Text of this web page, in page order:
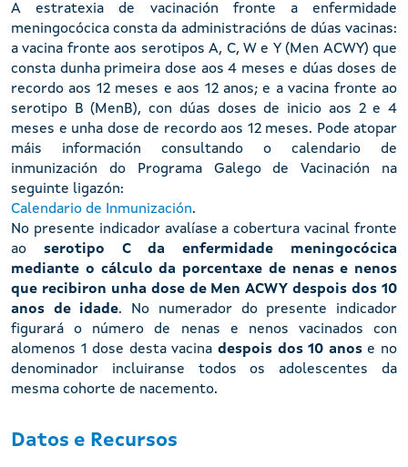
A estratexia de vacinación fronte a enfermidade
meningocócica consta da administracións de dúas vacinas:
a vacina fronte aos serotipos A, C, W e Y (Men ACWY) que
consta dunha primeira dose aos 4 meses e dúas doses de
recordo aos 12 meses e aos 12 anos; e a vacina fronte ao
serotipo B (MenB), con dúas doses de inicio aos 2 e 4
meses e unha dose de recordo aos 12 meses. Pode atopar
máis información consultando o calendario de
inmunización do Programa Galego de Vacinación na
seguinte ligazón:
Calendario de Inmunización.
No presente indicador avalíase a cobertura vacinal fronte
ao serotipo C da enfermidade meningocócica
mediante o cálculo da porcentaxe de nenas e nenos
que recibiron unha dose de Men ACWY despois dos 10
anos de idade. No numerador do presente indicador
figurará o número de nenas e nenos vacinados con
alomenos 1 dose desta vacina despois dos 10 anose no
denominador incluiranse todos os adolescentes da
mesma cohorte de nacemento.
Datos e Recursos